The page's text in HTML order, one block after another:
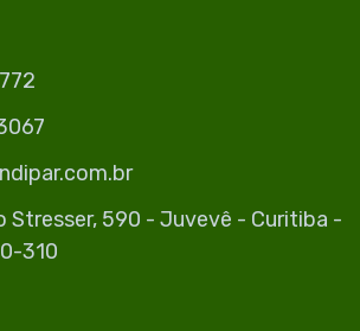
Stresser, 590 - Juvevê - Curitiba -
310